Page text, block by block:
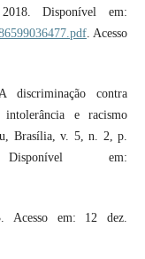
Disponível em:
. Acesso
discriminação contra
e racismo
Brasília, v. 5, n. 2, p.
em:
Acesso em: 12 dez.